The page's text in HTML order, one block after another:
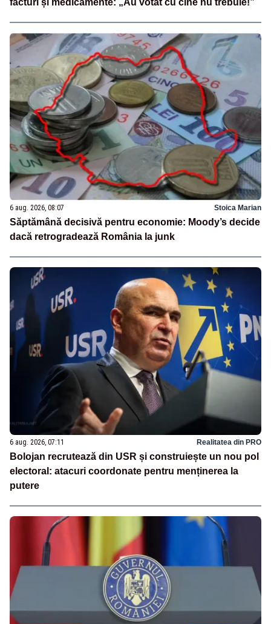
facturi și medicamente: „Au votat cu cine nu trebuie!”
6 aug. 2026, 08:07 Stoica Marian
Săptămână decisivă pentru economie: Moody’s decide
dacă retrogradează România la junk
6 aug. 2026, 07:11 Realitatea din PRO
Bolojan recrutează din USR și construiește un nou pol
electoral: atacuri coordonate pentru menținerea la
putere